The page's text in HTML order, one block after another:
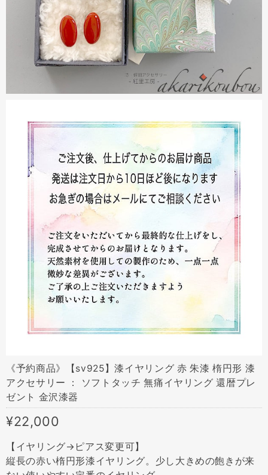
《予約商品》【sv925】漆イヤリング 赤 朱漆 楕円形 漆
アクセサリー ： ソフトタッチ 無痛イヤリング 還暦プレ
ゼント 金沢漆器
¥22,000
【イヤリング→ピアス変更可】
縦長の赤い楕円形漆イヤリング。少し大きめの飽きが来